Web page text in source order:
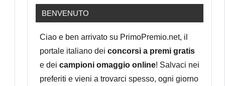
BENVENUTO
Ciao e ben arrivato su PrimoPremio.net, il
portale italiano dei concorsi a premi gratis
e dei campioni omaggio online! Salvaci nei
preferiti e vieni a trovarci spesso, ogni giorno